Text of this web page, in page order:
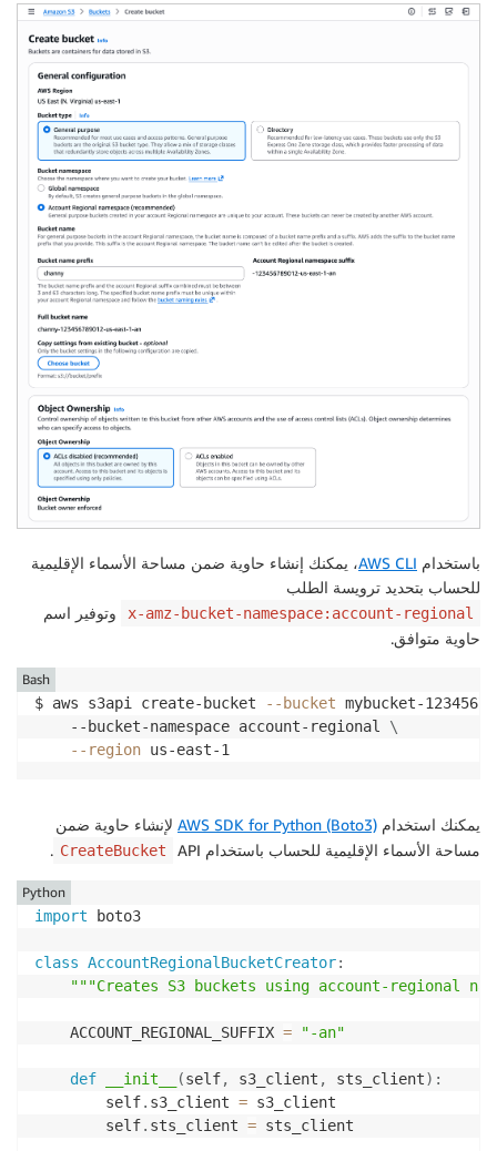
باستخدام AWS CLI، يمكنك إنشاء حاوية ضمن مساحة الأسماء الإقليمية
للحساب بتحديد ترويسة الطلب
x-amz-bucket-namespace:account-regional
وتوفير اسم
حاوية متوافق.
$ aws s3api create-bucket --bucket mybucket-
	--bucket-namespace account-regional
\
--region us-east-1
Bash
يمكنك استخدام AWS SDK for Python (Boto3) لإنشاء حاوية ضمن
مساحة الأسماء الإقليمية للحساب باستخدام API
CreateBucket
.
import boto3
class AccountRegionalBucketCreator:
"""Creates S3 buckets using account-regional
    ACCOUNT_REGIONAL_SUFFIX
= "-an"
def __init__ (self, s3_client , sts_client) :
        self
. s3_client = s3_client
        self
. sts_client = sts_client
Python